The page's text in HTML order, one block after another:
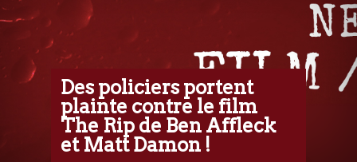
Des policiers portent
plainte contre le film
The Rip de Ben Affleck
et Matt Damon !